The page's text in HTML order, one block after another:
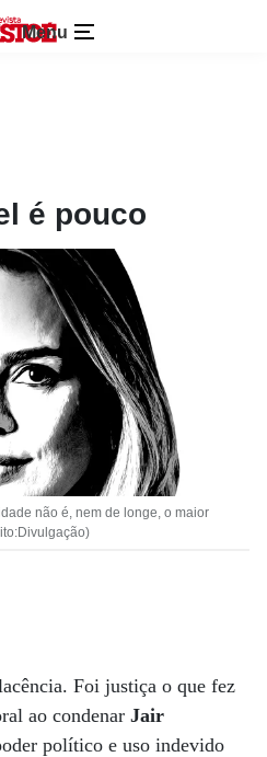
Menu
é pouco
não é, nem de longe, o maior
Foi justiça o que fez
ao condenar Jair
político e uso indevido